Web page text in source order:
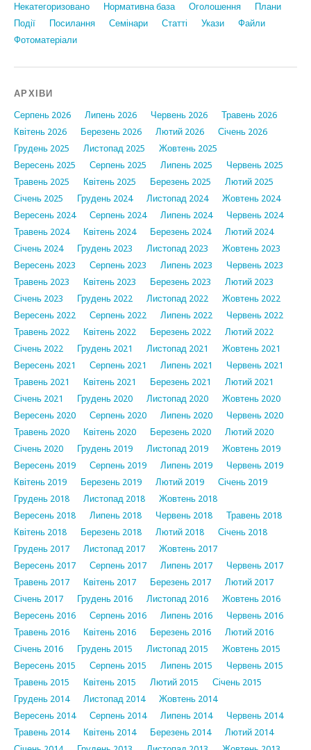
Некатегоризовано
Нормативна база Оголошення
Плани
Події
Посилання Семінари Статтi Укази
Файли
Фотоматеріали
АРХІВИ
Серпень 2026 Липень 2026 Червень 2026
Травень 2026
Квітень 2026
Березень 2026 Лютий 2026
Січень 2026
Грудень 2025
Листопад 2025
Жовтень 2025
Вересень 2025
Серпень 2025 Липень 2025
Червень 2025
Травень 2025
Квітень 2025 Березень 2025
Лютий 2025
Січень 2025
Грудень 2024 Листопад 2024
Жовтень 2024
Вересень 2024
Серпень 2024 Липень 2024
Червень 2024
Травень 2024
Квітень 2024 Березень 2024
Лютий 2024
Січень 2024
Грудень 2023 Листопад 2023
Жовтень 2023
Вересень 2023
Серпень 2023 Липень 2023
Червень 2023
Травень 2023
Квітень 2023 Березень 2023
Лютий 2023
Січень 2023
Грудень 2022 Листопад 2022
Жовтень 2022
Вересень 2022
Серпень 2022 Липень 2022
Червень 2022
Травень 2022
Квітень 2022 Березень 2022
Лютий 2022
Січень 2022
Грудень 2021 Листопад 2021
Жовтень 2021
Вересень 2021
Серпень 2021 Липень 2021
Червень 2021
Травень 2021
Квітень 2021 Березень 2021
Лютий 2021
Січень 2021
Грудень 2020 Листопад 2020
Жовтень 2020
Вересень 2020
Серпень 2020 Липень 2020
Червень 2020
Травень 2020
Квітень 2020 Березень 2020
Лютий 2020
Січень 2020
Грудень 2019 Листопад 2019
Жовтень 2019
Вересень 2019
Серпень 2019 Липень 2019
Червень 2019
Квітень 2019
Березень 2019 Лютий 2019
Січень 2019
Грудень 2018
Листопад 2018
Жовтень 2018
Вересень 2018
Липень 2018 Червень 2018
Травень 2018
Квітень 2018
Березень 2018 Лютий 2018
Січень 2018
Грудень 2017
Листопад 2017
Жовтень 2017
Вересень 2017
Серпень 2017 Липень 2017
Червень 2017
Травень 2017
Квітень 2017 Березень 2017
Лютий 2017
Січень 2017
Грудень 2016 Листопад 2016
Жовтень 2016
Вересень 2016
Серпень 2016 Липень 2016
Червень 2016
Травень 2016
Квітень 2016 Березень 2016
Лютий 2016
Січень 2016
Грудень 2015 Листопад 2015
Жовтень 2015
Вересень 2015
Серпень 2015 Липень 2015
Червень 2015
Травень 2015
Квітень 2015 Лютий 2015
Січень 2015
Грудень 2014
Листопад 2014
Жовтень 2014
Вересень 2014
Серпень 2014 Липень 2014
Червень 2014
Травень 2014
Квітень 2014 Березень 2014
Лютий 2014